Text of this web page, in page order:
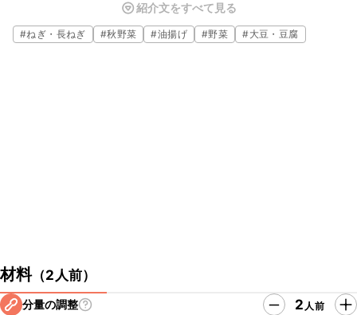
材で簡単に作れますので、忙しいときやあと一品欲しいときにぜひ
作ってみてくださいね。
紹介文をすべて見る
#ねぎ・長ねぎ #秋野菜 #油揚げ #野菜 #大豆・豆腐
材料（2人前）
分量の調整 2 人前